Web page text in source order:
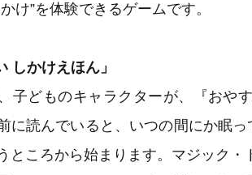
け”を体験できるゲームです。
しかけえほん」
子どものキャラクターが、『お
に読んでいると、いつの間にか眠っ
ところから始まります。マジック